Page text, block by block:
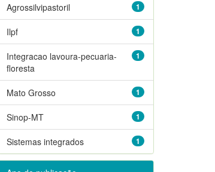
1
Agrossilvipastoril
1
Ilpf
1
Integracao lavoura-pecuaria-
floresta
1
Mato Grosso
1
Sinop-MT
1
Sistemas integrados